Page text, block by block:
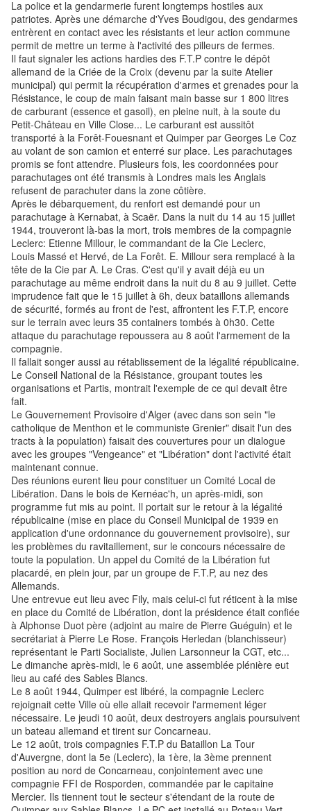
La police et la gendarmerie furent longtemps hostiles aux
patriotes. Après une démarche d'Yves Boudigou, des gendarmes
entrèrent en contact avec les résistants et leur action commune
permit de mettre un terme à l'activité des pilleurs de fermes.
Il faut signaler les actions hardies des F.T.P contre le dépôt
allemand de la Criée de la Croix (devenu par la suite Atelier
municipal) qui permit la récupération d'armes et grenades pour la
Résistance, le coup de main faisant main basse sur 1 800 litres
de carburant (essence et gasoil), en pleine nuit, à la soute du
Petit-Château en Ville Close... Le carburant est aussitôt
transporté à la Forêt-Fouesnant et Quimper par Georges Le Coz
au volant de son camion et enterré sur place. Les parachutages
promis se font attendre. Plusieurs fois, les coordonnées pour
parachutages ont été transmis à Londres mais les Anglais
refusent de parachuter dans la zone côtière.
Après le débarquement, du renfort est demandé pour un
parachutage à Kernabat, à Scaër. Dans la nuit du 14 au 15 juillet
1944, trouveront là-bas la mort, trois membres de la compagnie
Leclerc: Etienne Millour, le commandant de la Cie Leclerc,
Louis Massé et Hervé, de La Forêt. E. Millour sera remplacé à la
tête de la Cie par A. Le Cras. C'est qu'il y avait déjà eu un
parachutage au même endroit dans la nuit du 8 au 9 juillet. Cette
imprudence fait que le 15 juillet à 6h, deux bataillons allemands
de sécurité, formés au front de l'est, affrontent les F.T.P, encore
sur le terrain avec leurs 35 containers tombés à 0h30. Cette
attaque du parachutage repoussera au 8 août l'armement de la
compagnie.
Il fallait songer aussi au rétablissement de la légalité républicaine.
Le Conseil National de la Résistance, groupant toutes les
organisations et Partis, montrait l'exemple de ce qui devait être
fait.
Le Gouvernement Provisoire d'Alger (avec dans son sein "le
catholique de Menthon et le communiste Grenier" disait l'un des
tracts à la population) faisait des couvertures pour un dialogue
avec les groupes "Vengeance" et "Libération" dont l'activité était
maintenant connue.
Des réunions eurent lieu pour constituer un Comité Local de
Libération. Dans le bois de Kernéac'h, un après-midi, son
programme fut mis au point. Il portait sur le retour à la légalité
républicaine (mise en place du Conseil Municipal de 1939 en
application d'une ordonnance du gouvernement provisoire), sur
les problèmes du ravitaillement, sur le concours nécessaire de
toute la population. Un appel du Comité de la Libération fut
placardé, en plein jour, par un groupe de F.T.P, au nez des
Allemands.
Une entrevue eut lieu avec Fily, mais celui-ci fut réticent à la mise
en place du Comité de Libération, dont la présidence était confiée
à Alphonse Duot père (adjoint au maire de Pierre Guéguin) et le
secrétariat à Pierre Le Rose. François Herledan (blanchisseur)
représentant le Parti Socialiste, Julien Larsonneur la CGT, etc...
Le dimanche après-midi, le 6 août, une assemblée plénière eut
lieu au café des Sables Blancs.
Le 8 août 1944, Quimper est libéré, la compagnie Leclerc
rejoignait cette Ville où elle allait recevoir l'armement léger
nécessaire. Le jeudi 10 août, deux destroyers anglais poursuivent
un bateau allemand et tirent sur Concarneau.
Le 12 août, trois compagnies F.T.P du Bataillon La Tour
d'Auvergne, dont la 5e (Leclerc), la 1ère, la 3ème prennent
position au nord de Concarneau, conjointement avec une
compagnie FFI de Rosporden, commandée par le capitaine
Mercier. Ils tiennent tout le secteur s'étendant de la route de